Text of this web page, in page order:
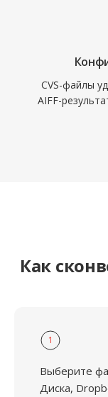
CVS-файлы
AIFF-
Как
1
Выберите
Диска,